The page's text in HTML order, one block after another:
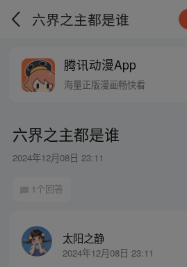
六界之主都是谁
腾讯动漫App
海量正版漫画畅快看
六界之主都是谁
2024年12月08日 23:11
1个回答
太阳之静
2024年12月08日 23:11